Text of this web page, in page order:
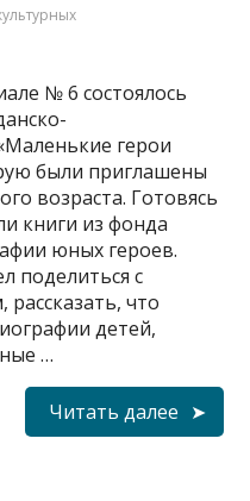
№ 6 состоялось
герои
были приглашены
возраста. Готовясь
книги из фонда
юных героев.
поделиться с
что
детей,
…
Читать далее